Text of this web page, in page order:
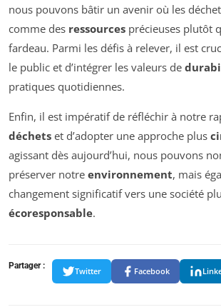
nous pouvons bâtir un avenir où les
comme des ressources précieuses plutôt
fardeau. Parmi les défis à relever, il est
le public et d’intégrer les valeurs de
pratiques quotidiennes.
Enfin, il est impératif de réfléchir à notre
déchets et d’adopter une approche plus
agissant dès aujourd’hui, nous pouvons
préserver notre environnement, mais
changement significatif vers une société
écoresponsable.
Partager :
Twitter Facebook